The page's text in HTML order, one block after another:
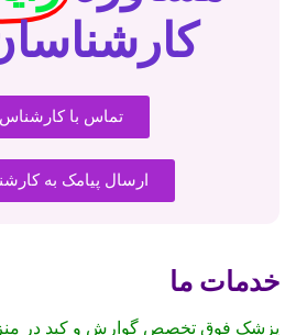
تماس با کارشناس
ارسال پیامک به
خدمات ما
پزشک فوق تخصص گوارش و کبد در